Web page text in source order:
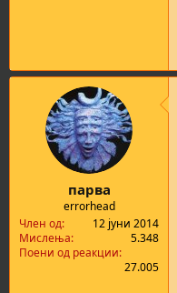
парва
errorhead
Член од
12 јуни 2014
Мислења
5.348
Поени од реакции
27.005